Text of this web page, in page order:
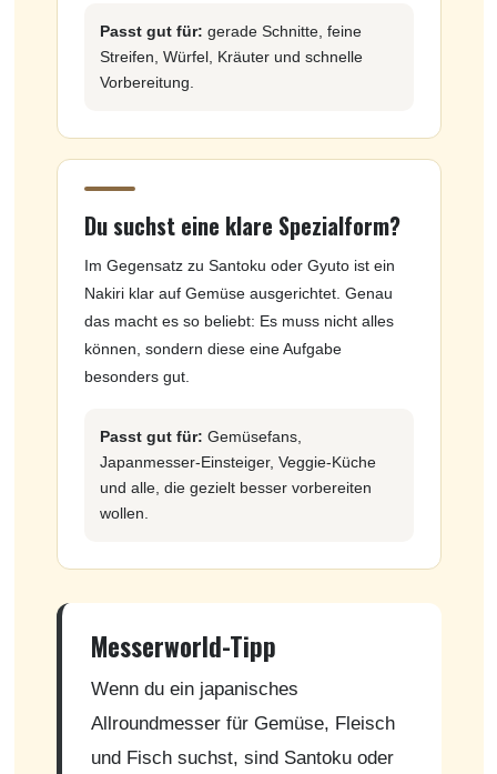
Passt gut für: gerade Schnitte, feine
Streifen, Würfel, Kräuter und schnelle
Vorbereitung.
Du suchst eine klare Spezialform?
Im Gegensatz zu Santoku oder Gyuto ist ein
Nakiri klar auf Gemüse ausgerichtet. Genau
das macht es so beliebt: Es muss nicht alles
können, sondern diese eine Aufgabe
besonders gut.
Passt gut für: Gemüsefans,
Japanmesser-Einsteiger, Veggie-Küche
und alle, die gezielt besser vorbereiten
wollen.
Messerworld-Tipp
Wenn du ein japanisches
Allroundmesser für Gemüse, Fleisch
und Fisch suchst, sind Santoku oder